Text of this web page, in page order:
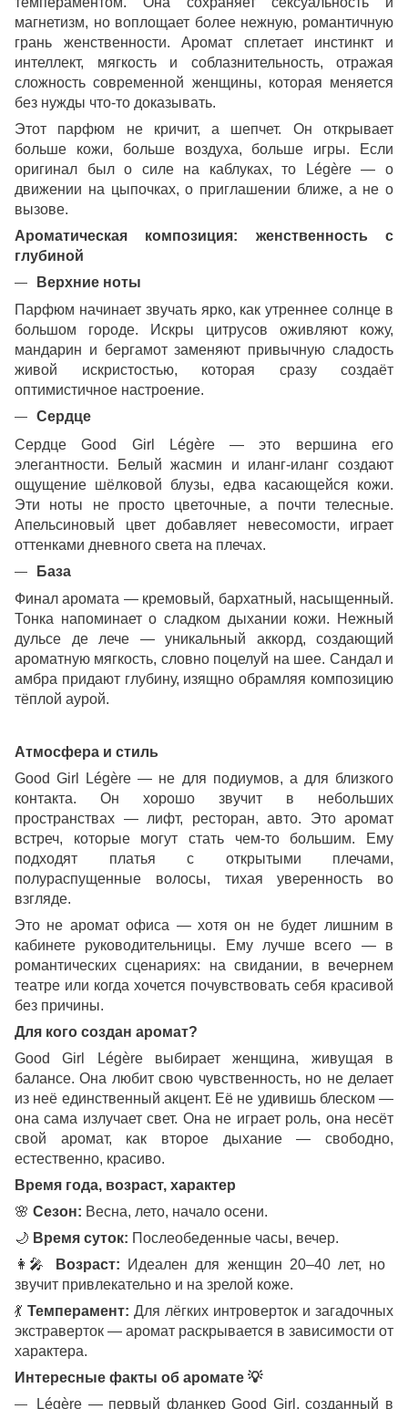
магнетизм, но воплощает более нежную, романтичную
грань женственности. Аромат сплетает инстинкт и
интеллект, мягкость и соблазнительность, отражая
сложность современной женщины, которая меняется
без нужды что-то доказывать.
Этот парфюм не кричит, а шепчет. Он открывает
больше кожи, больше воздуха, больше игры. Если
оригинал был о силе на каблуках, то Légère — о
движении на цыпочках, о приглашении ближе, а не о
вызове.
Ароматическая композиция: женственность с
глубиной
Верхние ноты
Парфюм начинает звучать ярко, как утреннее солнце в
большом городе. Искры цитрусов оживляют кожу,
мандарин и бергамот заменяют привычную сладость
живой искристостью, которая сразу создаёт
оптимистичное настроение.
Сердце
Сердце Good Girl Légère — это вершина его
элегантности. Белый жасмин и иланг-иланг создают
ощущение шёлковой блузы, едва касающейся кожи.
Эти ноты не просто цветочные, а почти телесные.
Апельсиновый цвет добавляет невесомости, играет
оттенками дневного света на плечах.
База
Финал аромата — кремовый, бархатный, насыщенный.
Тонка напоминает о сладком дыхании кожи. Нежный
дульсе де лече — уникальный аккорд, создающий
ароматную мягкость, словно поцелуй на шее. Сандал и
амбра придают глубину, изящно обрамляя композицию
тёплой аурой.
Атмосфера и стиль
Good Girl Légère — не для подиумов, а для близкого
контакта. Он хорошо звучит в небольших
пространствах — лифт, ресторан, авто. Это аромат
встреч, которые могут стать чем-то большим. Ему
подходят платья с открытыми плечами,
полураспущенные волосы, тихая уверенность во
взгляде.
Это не аромат офиса — хотя он не будет лишним в
кабинете руководительницы. Ему лучше всего — в
романтических сценариях: на свидании, в вечернем
театре или когда хочется почувствовать себя красивой
без причины.
Для кого создан аромат?
Good Girl Légère выбирает женщина, живущая в
балансе. Она любит свою чувственность, но не делает
из неё единственный акцент. Её не удивишь блеском —
она сама излучает свет. Она не играет роль, она несёт
свой аромат, как второе дыхание — свободно,
естественно, красиво.
Время года, возраст, характер
🌸 Сезон: Весна, лето, начало осени.
🌙 Время суток: Послеобеденные часы, вечер.
👩
Возраст: Идеален для женщин 20–40 лет, но
звучит привлекательно и на зрелой коже.
💃 Темперамент: Для лёгких интроверток и загадочных
экстраверток — аромат раскрывается в зависимости от
характера.
Интересные факты об аромате 💡
Légère — первый фланкер Good Girl, созданный в